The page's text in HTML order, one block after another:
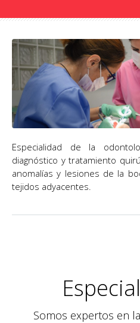
Especialidad de la
diagnóstico y tratamiento
anomalías y lesiones de la
tejidos adyacentes.
Somos expertos en